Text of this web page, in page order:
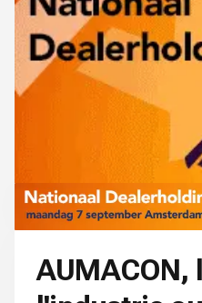
AUMACON,